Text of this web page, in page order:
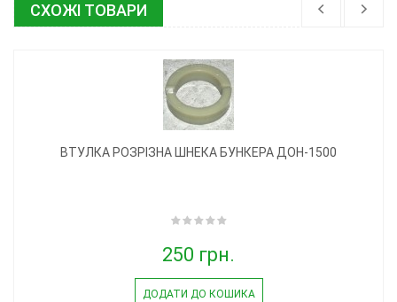
СХОЖІ ТОВАРИ
ВТУЛКА РОЗРІЗНА ШНЕКА БУНКЕРА ДОН-1500
250 грн.
ДОДАТИ ДО КОШИКА